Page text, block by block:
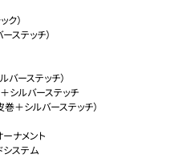
ク）
ステッチ）
バーステッチ）
シルバーステッチ
巻＋シルバーステッチ）
ナメント
ステム